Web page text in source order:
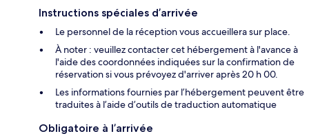
Instructions spéciales d’arrivée
Le personnel de la réception vous accueillera sur place.
À noter : veuillez contacter cet hébergement à l'avance à
l'aide des coordonnées indiquées sur la confirmation de
réservation si vous prévoyez d'arriver après 20 h 00.
Les informations fournies par l’hébergement peuvent être
traduites à l’aide d’outils de traduction automatique
Obligatoire à l’arrivée